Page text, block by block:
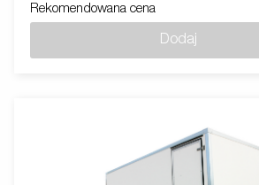
Rekomendowana cena
Dodaj